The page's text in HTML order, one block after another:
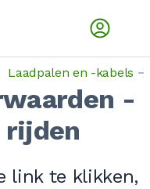
Laadpalen en -kabels
-
link te klikken,